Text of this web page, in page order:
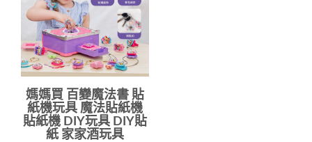
媽媽買 百變魔法書 貼
紙機玩具 魔法貼紙機
貼紙機 DIY玩具 DIY貼
紙 家家酒玩具